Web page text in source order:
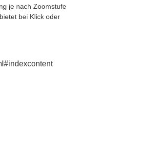
je nach Zoomstufe
bei Klick oder